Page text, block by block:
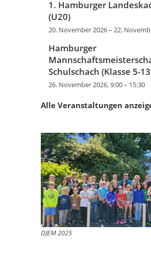
1. Hamburger
(U20)
20. November 2026– 22.
Hamburger
Schulschach (Klasse 5-
26. November 2026, 9:00– 15:30
Alle Veranstaltungen
DJEM 2025